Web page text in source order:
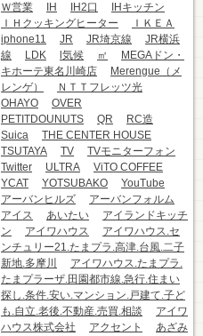
Ｗ営業
IH IH2口
IHキッチン
ＩＨクッキングヒーター
ＩＫＥＡ
iphone11
JR JR埼京線
JR横浜
線
LDK l気候 ㎡
MEGAドン・
キホーテ東名川崎店
Merengue（メ
レンゲ）
ＮＴＴフレッツ光
OHAYO
OVER
PETITDOUNUTS
QR
RC造
Suica
THE CENTER HOUSE
TSUTAYA
TV
TVモニターフォン
Twitter
ULTRA
ViTO COFFEE
YCAT
YOTSUBAKO
YouTube
アーバンヒルズ
アーバンフォルム
アイス
あいたい
アイランドキッチ
ン
アイワハウス
アイワハウス.セ
ンチュリー21.たまプラ.高津.台風.二子
新地.多摩川
アイワハウス.たまプラ.
たまプラーザ.田園都市線.急行.住まい
探し.条件.安い.マンション.戸建て.子ど
も.自立.老後.不動産.売買.相談
アイワ
ハウス株式会社
アクセント
あざみ